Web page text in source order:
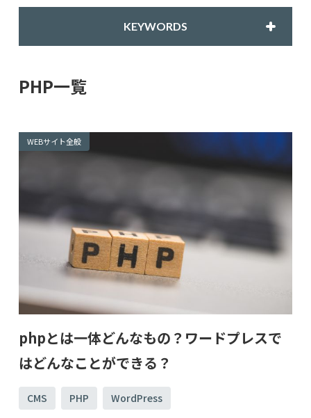
KEYWORDS
PHP一覧
WEBサイト全般
phpとは一体どんなもの？ワードプレスで
はどんなことができる？
CMS PHP WordPress